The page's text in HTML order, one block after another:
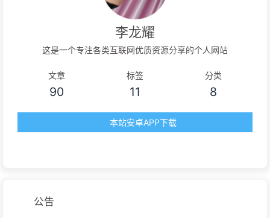
李龙耀
这是一个专注各类互联网优质资源分享的个人网站
文章
90
标签
11
分类
8
本站安卓APP下载
公告